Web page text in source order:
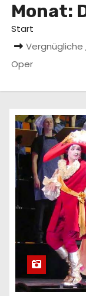
e
Monat:
Start
Vergnügliche
Oper